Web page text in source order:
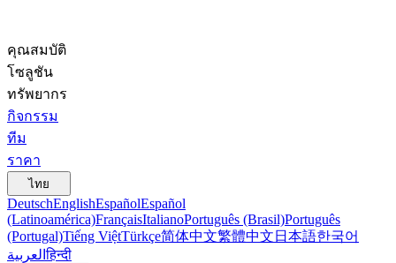
คุณสมบัติ
โซลูชัน
ทรัพยากร
กิจกรรม
ทีม
ราคา
ไทย
DeutschEnglishEspañolEspañol
(Latinoamérica)FrançaisItalianoPortuguês (Brasil)Português
(Portugal)Tiếng ViệtTürkçe简体中文繁體中文 日本語한국어
العربيةहिन्दी